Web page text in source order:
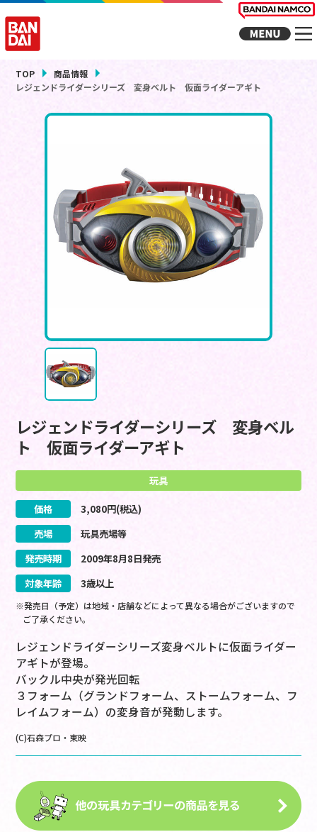
TOP
商品情報
レジェンドライダーシリーズ 変身ベルト 仮面ライダーアギト
レジェンドライダーシリーズ 変身ベル
ト 仮面ライダーアギト
玩具
価格 3,080円(税込)
売場
玩具売場等
発売時期
2009年8月8日発売
対象年齢
3歳以上
※発売日（予定）は地域・店舗などによって異なる場合がございますので
ご了承ください。
レジェンドライダーシリーズ変身ベルトに仮面ライダー
アギトが登場。
バックル中央が発光回転
３フォーム（グランドフォーム、ストームフォーム、フ
レイムフォーム）の変身音が発動します。
(C)石森プロ・東映